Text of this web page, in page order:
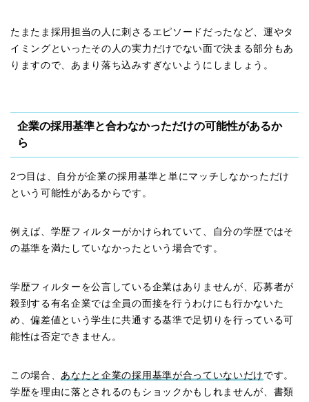
たまたま採用担当の人に刺さるエピソードだったなど、運やタ
イミングといったその人の実力だけでない面で決まる部分もあ
りますので、あまり落ち込みすぎないようにしましょう。
企業の採用基準と合わなかっただけの可能性があるか
ら
2つ目は、自分が企業の採用基準と単にマッチしなかっただけ
という可能性があるからです。
例えば、学歴フィルターがかけられていて、自分の学歴ではそ
の基準を満たしていなかったという場合です。
学歴フィルターを公言している企業はありませんが、応募者が
殺到する有名企業では全員の面接を行うわけにも行かないた
め、偏差値という学生に共通する基準で足切りを行っている可
能性は否定できません。
この場合、 あなたと企業の採用基準が合っていないだけ です。
学歴を理由に落とされるのもショックかもしれませんが、書類